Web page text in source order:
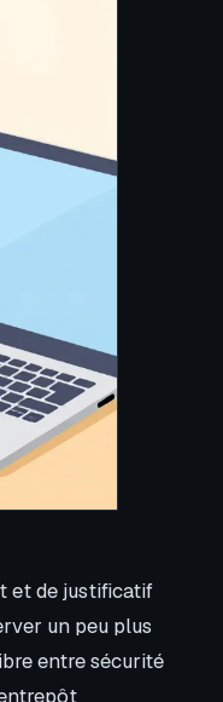
et de justificatif
un peu plus
entre sécurité